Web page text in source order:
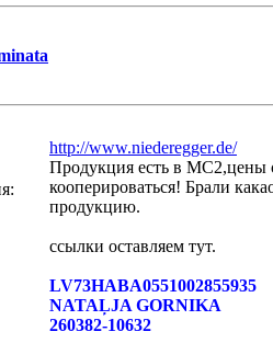
http://www.niederegger.de/
Продукция есть в MC2,цены
кооперироваться! Брали
продукцию.
ссылки оставляем тут.
LV73HABA0551002855935
NATAĻJA GORNIKA
260382-10632